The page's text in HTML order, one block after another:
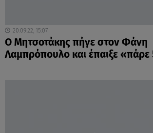
20.09.22, 15:07
Ο Μητσοτάκης πήγε στον Φάνη
Λαμπρόπουλο και έπαιξε